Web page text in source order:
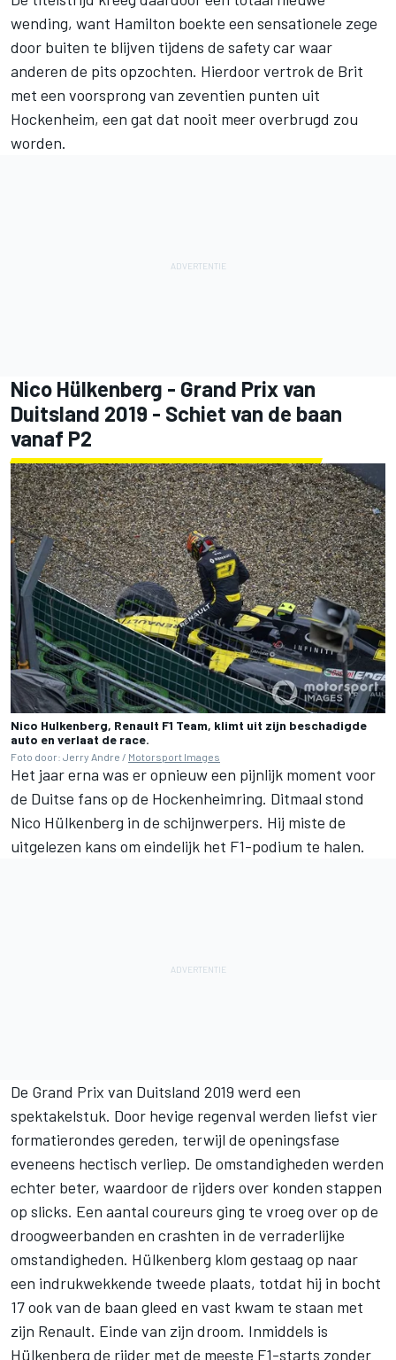
wending, want Hamilton boekte een sensationele zege
door buiten te blijven tijdens de safety car waar
anderen de pits opzochten. Hierdoor vertrok de Brit
met een voorsprong van zeventien punten uit
Hockenheim, een gat dat nooit meer overbrugd zou
worden.
Nico Hülkenberg - Grand Prix van
Duitsland 2019 - Schiet van de baan
vanaf P2
Nico Hulkenberg, Renault F1 Team, klimt uit zijn beschadigde
auto en verlaat de race.
Foto door: Jerry Andre / Motorsport Images
Het jaar erna was er opnieuw een pijnlijk moment voor
de Duitse fans op de Hockenheimring. Ditmaal stond
Nico Hülkenberg in de schijnwerpers. Hij miste de
uitgelezen kans om eindelijk het F1-podium te halen.
De Grand Prix van Duitsland 2019 werd een
spektakelstuk. Door hevige regenval werden liefst vier
formatierondes gereden, terwijl de openingsfase
eveneens hectisch verliep. De omstandigheden werden
echter beter, waardoor de rijders over konden stappen
op slicks. Een aantal coureurs ging te vroeg over op de
droogweerbanden en crashten in de verraderlijke
omstandigheden. Hülkenberg klom gestaag op naar
een indrukwekkende tweede plaats, totdat hij in bocht
17 ook van de baan gleed en vast kwam te staan met
zijn Renault. Einde van zijn droom. Inmiddels is
Hülkenberg de rijder met de meeste F1-starts zonder